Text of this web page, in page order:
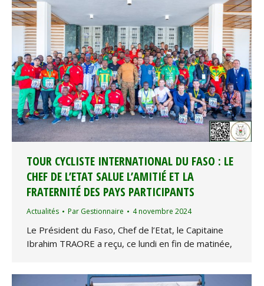
TOUR CYCLISTE INTERNATIONAL DU FASO : LE
CHEF DE L’ETAT SALUE L’AMITIÉ ET LA
FRATERNITÉ DES PAYS PARTICIPANTS
Actualités Par Gestionnaire 4 novembre 2024
Le Président du Faso, Chef de l’Etat, le Capitaine
Ibrahim TRAORE a reçu, ce lundi en fin de matinée,